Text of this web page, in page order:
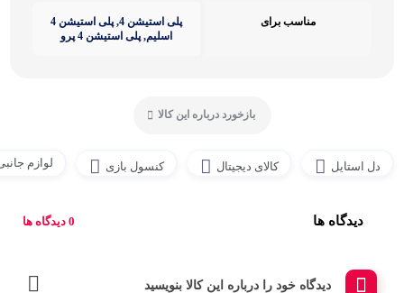
مناسب برای
پلی استیشن 4, پلی استیشن 4
اسلیم, پلی استیشن 4 پرو
بازخورد درباره این کالا
دل استایل کالای دیجیتال کنسول بازی لوازم
دیدگاه ها 0 دیدگاه ها
دیدگاه خود را درباره این کالا بنویسید